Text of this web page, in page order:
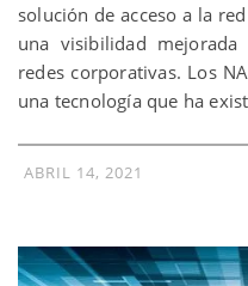
solución de acceso a la
una visibilidad
redes corporativas. Los
una tecnología que ha
ABRIL 14, 2021